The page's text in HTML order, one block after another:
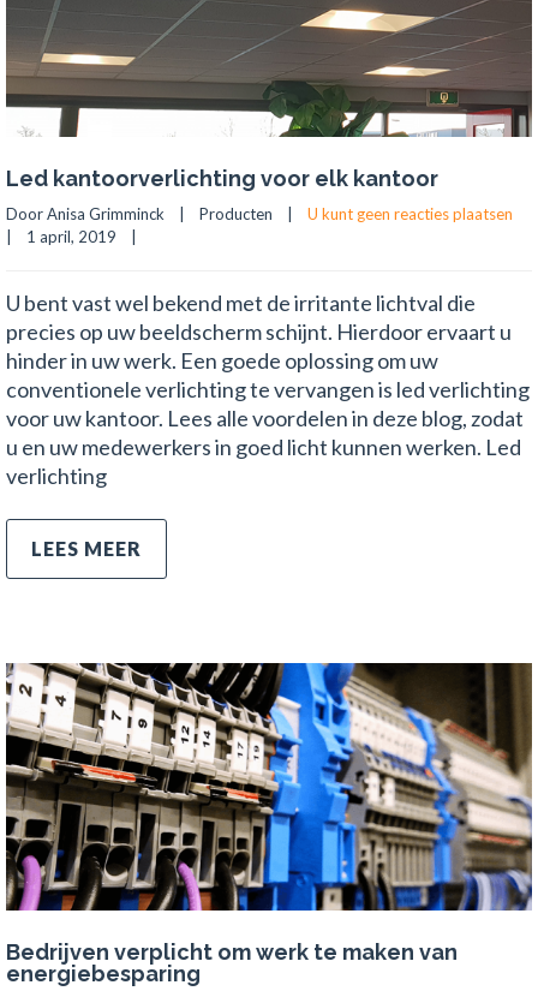
Led kantoorverlichting voor elk kantoor
Door Anisa Grimminck    | Producten
U kunt geen reacties plaatsen
|    1 april, 2019    |
U bent vast wel bekend met de irritante lichtval die
precies op uw beeldscherm schijnt. Hierdoor ervaart u
hinder in uw werk. Een goede oplossing om uw
conventionele verlichting te vervangen is led verlichting
voor uw kantoor. Lees alle voordelen in deze blog, zodat
u en uw medewerkers in goed licht kunnen werken. Led
verlichting
LEES MEER
Bedrijven verplicht om werk te maken van
energiebesparing